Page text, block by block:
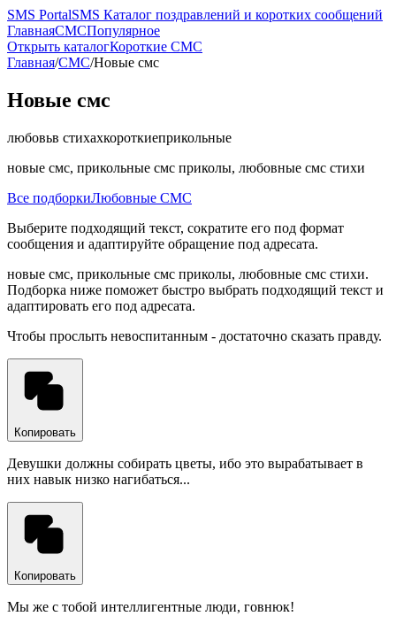
SMS PortalSMS Каталог поздравлений и коротких сообщений
ГлавнаяСМСПопулярное
Открыть каталогКороткие СМС
Главная/СМС/Новые смс
Новые смс
любовьв стихахкороткиеприкольные
новые смс, прикольные смс приколы, любовные смс стихи
Все подборкиЛюбовные СМС
Выберите подходящий текст, сократите его под формат
сообщения и адаптируйте обращение под адресата.
новые смс, прикольные смс приколы, любовные смс стихи.
Подборка ниже поможет быстро выбрать подходящий текст и
адаптировать его под адресата.
Чтобы прослыть невоспитанным - достаточно сказать правду.
Копировать
Девушки должны собирать цветы, ибо это вырабатывает в
них навык низко нагибаться...
Копировать
Мы же с тобой интеллигентные люди, говнюк!